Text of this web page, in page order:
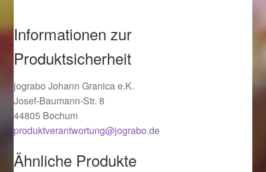
Ostergeschenke finden für Ostern 2021
Ostergeschenke finden für Ostern 2022
Partner
Shop
Startseite
Informationen zur
Produktsicherheit
jograbo Johann Granica e.K.
Josef-Baumann-Str. 8
44805 Bochum
produktverantwortung@jograbo.de
Ähnliche Produkte